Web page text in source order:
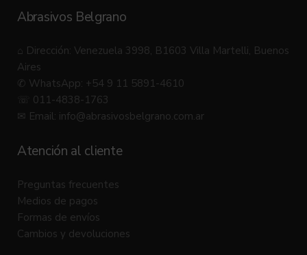
Abrasivos Belgrano
⌂ Dirección: Venezuela 3998, B1603 Villa Martelli, Buenos
Aires
✆ WhatsApp: +54 9 11 5891-4610
☏ 011-4838-1763
✉ Email: info@abrasivosbelgrano.com.ar
Atención al cliente
Preguntas frecuentes
Medios de pagos
Formas de envíos
Cambios y devoluciones